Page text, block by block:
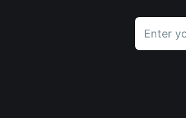
Enter